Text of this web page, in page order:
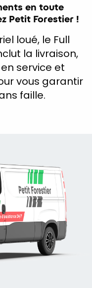
en toute
Petit Forestier !
loué, le Full
la livraison,
service et
vous garantir
faille.